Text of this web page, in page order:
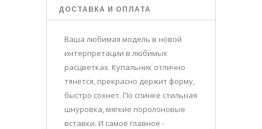
ДОСТАВКА И ОПЛАТА
Ваша любимая модель в новой
интерпретации в любимых
расцветках. Купальник отлично
тянется, прекрасно держит форму,
быстро сохнет. По спинке стильная
шнуровка, мягкие поролоновые
вставки. И самое главное -